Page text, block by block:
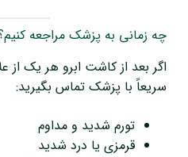
چه زمانی به پزشک مراجعه
اگر بعد از کاشت ابرو هر یک از
سریعاً با پزشک تماس بگیرید:
تورم شدید و مداوم
قرمزی یا درد شدید